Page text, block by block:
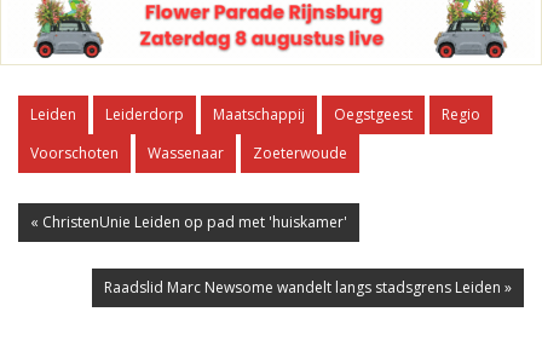
Leiden Leiderdorp Maatschappij Oegstgeest
Regio
Voorschoten
Wassenaar Zoeterwoude
« ChristenUnie Leiden op pad met 'huiskamer'
Raadslid Marc Newsome wandelt langs stadsgrens Leiden »